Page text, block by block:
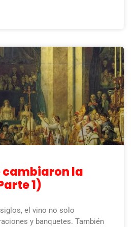
cambiaron la
1)
el vino no solo
y banquetes. También